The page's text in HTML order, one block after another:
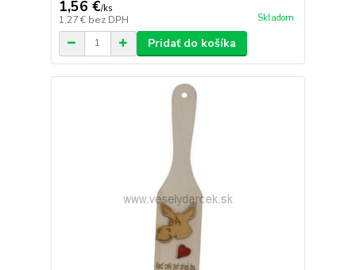
1,56 €/ks
1,27 € bez DPH Skladom
Pridať do košíka